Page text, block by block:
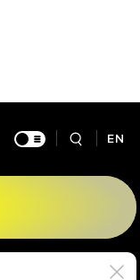
EN